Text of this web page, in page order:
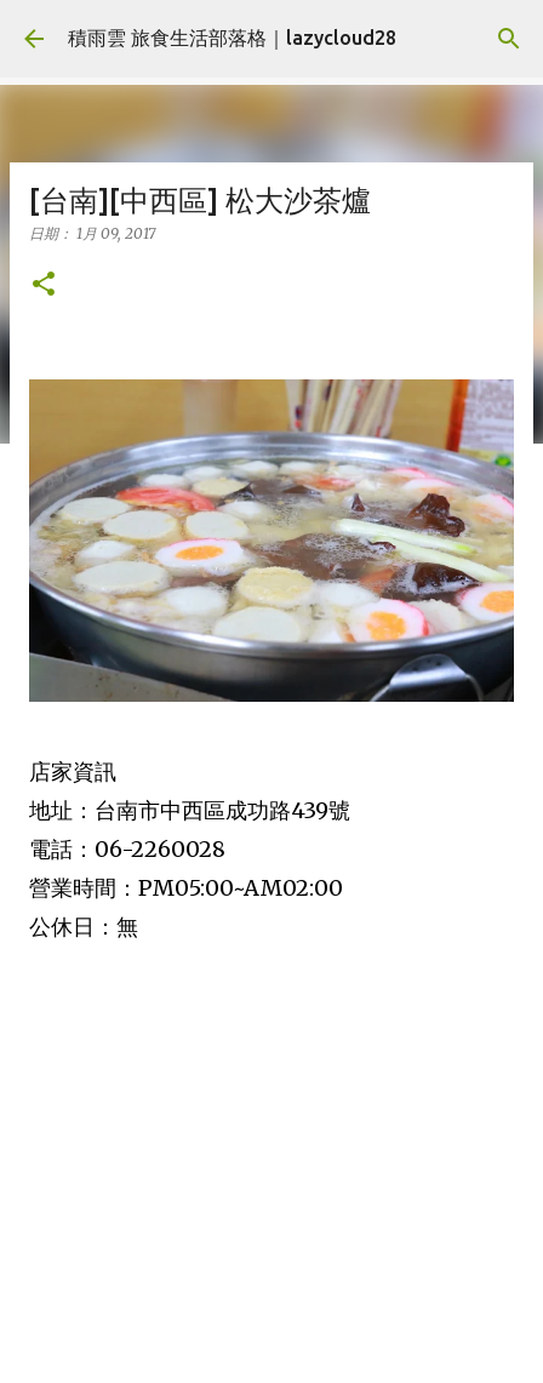
跳到主要內容
積雨雲 旅食生活部落格｜lazycloud28
[台南][中西區] 松大沙茶爐
日期： 1月 09, 2017
店家資訊
地址：台南市中西區成功路439號
電話：06-2260028
營業時間：PM05:00~AM02:00
公休日：無